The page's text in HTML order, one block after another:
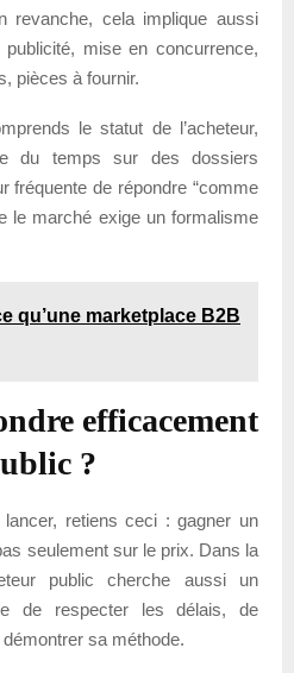
revanche, cela implique aussi
mise en concurrence,
pièces à fournir.
le statut de l’acheteur,
du temps sur des dossiers
fréquente de répondre “comme
le marché exige un formalisme
qu’une marketplace B2B
efficacement
?
retiens ceci : gagner un
seulement sur le prix. Dans la
public cherche aussi un
de respecter les délais, de
sa méthode.